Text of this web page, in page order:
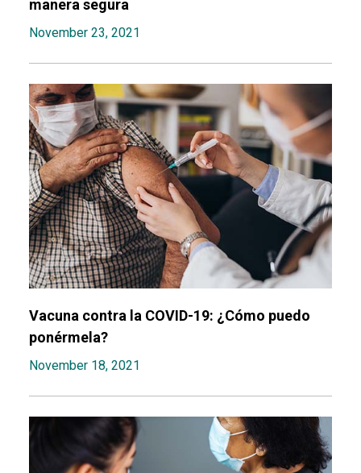
manera segura
November 23, 2021
Vacuna contra la COVID-19: ¿Cómo puedo
ponérmela?
November 18, 2021